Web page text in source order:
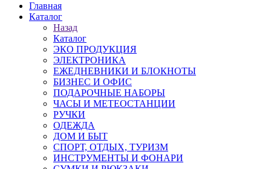
Главная
Каталог
Назад
Каталог
ЭКО ПРОДУКЦИЯ
ЭЛЕКТРОНИКА
ЕЖЕДНЕВНИКИ И БЛОКНОТЫ
БИЗНЕС И ОФИС
ПОДАРОЧНЫЕ НАБОРЫ
ЧАСЫ И МЕТЕОСТАНЦИИ
РУЧКИ
ОДЕЖДА
ДОМ И БЫТ
СПОРТ, ОТДЫХ, ТУРИЗМ
ИНСТРУМЕНТЫ И ФОНАРИ